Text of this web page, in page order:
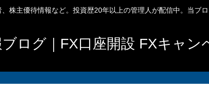
株主優待情報など。投資歴20年以上の管理人が配信中。当ブロ
ログ｜FX口座開設 FXキャン